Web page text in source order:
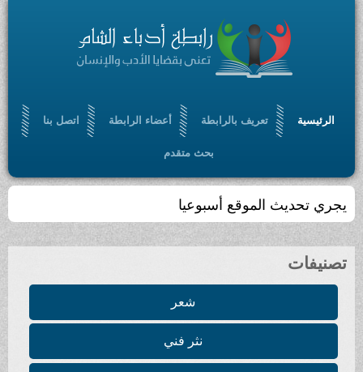
الرئيسية تعريف بالرابطة أعضاء الرابطة اتصل بنا
بحث متقدم
يجري تحديث الموقع أسبوعيا
تصنيفات
شعر
نثر فني